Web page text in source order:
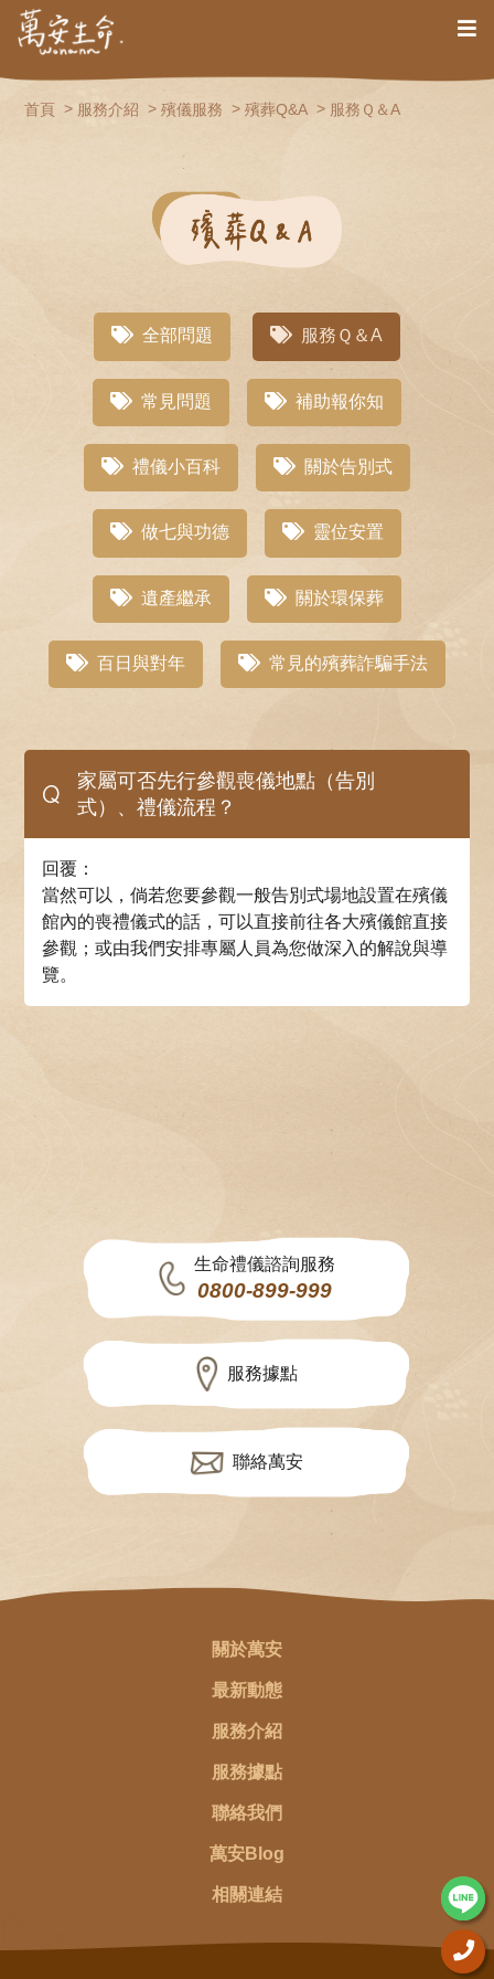
首頁 服務介紹 殯儀服務 殯葬Q&A 服務Ｑ＆A
全部問題 服務Ｑ＆A
常見問題 補助報你知
禮儀小百科 關於告別式
做七與功德 靈位安置
遺產繼承 關於環保葬
百日與對年 常見的殯葬詐騙手法
Q
家屬可否先行參觀喪儀地點（告別
式）、禮儀流程？
回覆：
當然可以，倘若您要參觀一般告別式場地設置在殯儀
館內的喪禮儀式的話，可以直接前往各大殯儀館直接
參觀；或由我們安排專屬人員為您做深入的解說與導
覽。
生命禮儀諮詢服務
0800-899-999
服務據點
聯絡萬安
關於萬安
最新動態
服務介紹
服務據點
聯絡我們
萬安Blog
相關連結